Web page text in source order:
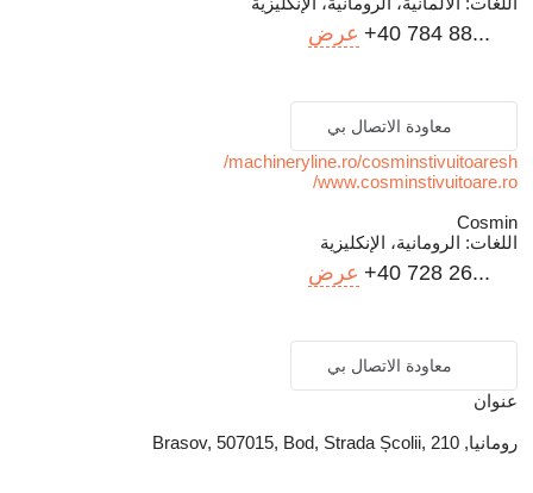
+40 784 88... عرض
معاودة الاتصال بي
machineryline.ro/cosminstivuitoaresh/
www.cosminstivuitoare.ro/
Cosmin
اللغات: الرومانية، الإنكليزية
+40 728 26... عرض
معاودة الاتصال بي
عنوان
رومانيا, Brasov, 507015, Bod, Strada Școlii, 210